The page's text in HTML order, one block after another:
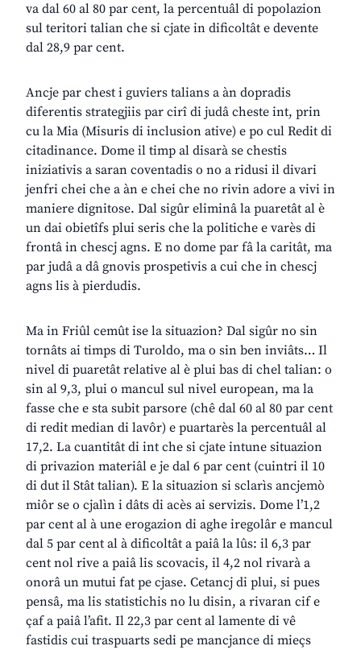
va dal 60 al 80 par cent, la percentuâl di popolazion
sul teritori talian che si cjate in dificoltât e devente
dal 28,9 par cent.
Ancje par chest i guviers talians a àn dopradis
diferentis strategjiis par cirî di judâ cheste int, prin
cu la Mia (Misuris di inclusion ative) e po cul Redit di
citadinance. Dome il timp al disarà se chestis
iniziativis a saran coventadis o no a ridusi il divari
jenfri chei che a àn e chei che no rivin adore a vivi in
maniere dignitose. Dal sigûr eliminâ la puaretât al è
un dai obietîfs plui seris che la politiche e varès di
frontâ in chescj agns. E no dome par fâ la caritât, ma
par judâ a dâ gnovis prospetivis a cui che in chescj
agns lis à pierdudis.
Ma in Friûl cemût ise la situazion? Dal sigûr no sin
tornâts ai timps di Turoldo, ma o sin ben inviâts… Il
nivel di puaretât relative al è plui bas di chel talian: o
sin al 9,3, plui o mancul sul nivel european, ma la
fasse che e sta subit parsore (chê dal 60 al 80 par cent
di redit median di lavôr) e puartarès la percentuâl al
17,2. La cuantitât di int che si cjate intune situazion
di privazion materiâl e je dal 6 par cent (cuintri il 10
di dut il Stât talian). E la situazion si sclarìs ancjemò
miôr se o cjalìn i dâts di acès ai servizis. Dome l’1,2
par cent al à une erogazion di aghe iregolâr e mancul
dal 5 par cent al à dificoltât a paiâ la lûs: il 6,3 par
cent nol rive a paiâ lis scovacis, il 4,2 nol rivarà a
onorâ un mutui fat pe cjase. Cetancj di plui, si pues
pensâ, ma lis statistichis no lu disin, a rivaran cif e
çaf a paiâ l’afit. Il 22,3 par cent al lamente di vê
fastidis cui traspuarts sedi pe mancjance di mieçs